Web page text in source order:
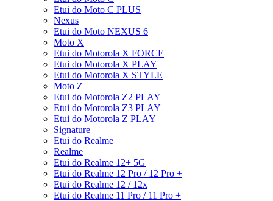
Etui do Moto C PLUS
Nexus
Etui do Moto NEXUS 6
Moto X
Etui do Motorola X FORCE
Etui do Motorola X PLAY
Etui do Motorola X STYLE
Moto Z
Etui do Motorola Z2 PLAY
Etui do Motorola Z3 PLAY
Etui do Motorola Z PLAY
Signature
Etui do Realme
Realme
Etui do Realme 12+ 5G
Etui do Realme 12 Pro / 12 Pro +
Etui do Realme 12 / 12x
Etui do Realme 11 Pro / 11 Pro +